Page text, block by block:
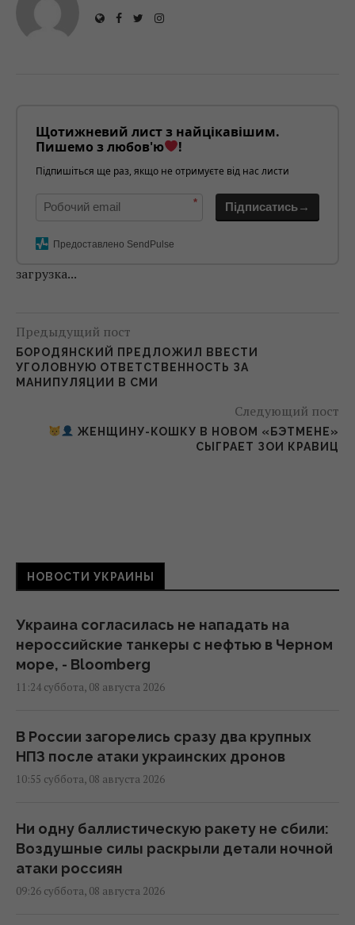
Щотижневий лист з найцікавішим.
Пишемо з любов'ю
!
Підпишіться ще раз, якщо не отримуєте від нас листи
* Підписатись→
Предоставлено SendPulse
загрузка...
Предыдущий пост
БОРОДЯНСКИЙ ПРЕДЛОЖИЛ ВВЕСТИ
УГОЛОВНУЮ ОТВЕТСТВЕННОСТЬ ЗА
МАНИПУЛЯЦИИ В СМИ
Следующий пост
ЖЕНЩИНУ-КОШКУ В НОВОМ «БЭТМЕНЕ»
СЫГРАЕТ ЗОИ КРАВИЦ
НОВОСТИ УКРАИНЫ
Украина согласилась не нападать на
нероссийские танкеры с нефтью в Черном
море, - Bloomberg
11:24 суббота, 08 августа 2026
В России загорелись сразу два крупных
НПЗ после атаки украинских дронов
10:55 суббота, 08 августа 2026
Ни одну баллистическую ракету не сбили:
Воздушные силы раскрыли детали ночной
атаки россиян
09:26 суббота, 08 августа 2026